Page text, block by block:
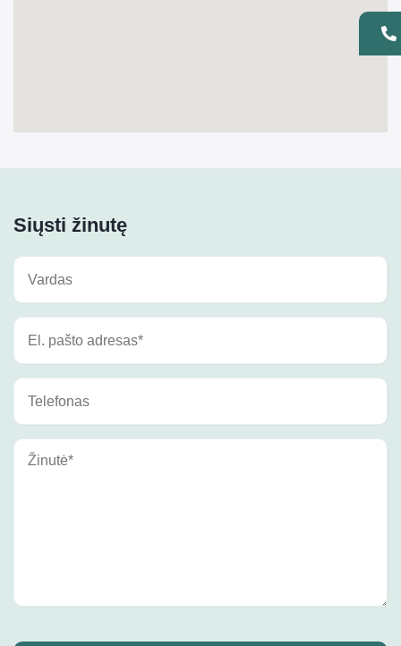
Siųsti žinutę